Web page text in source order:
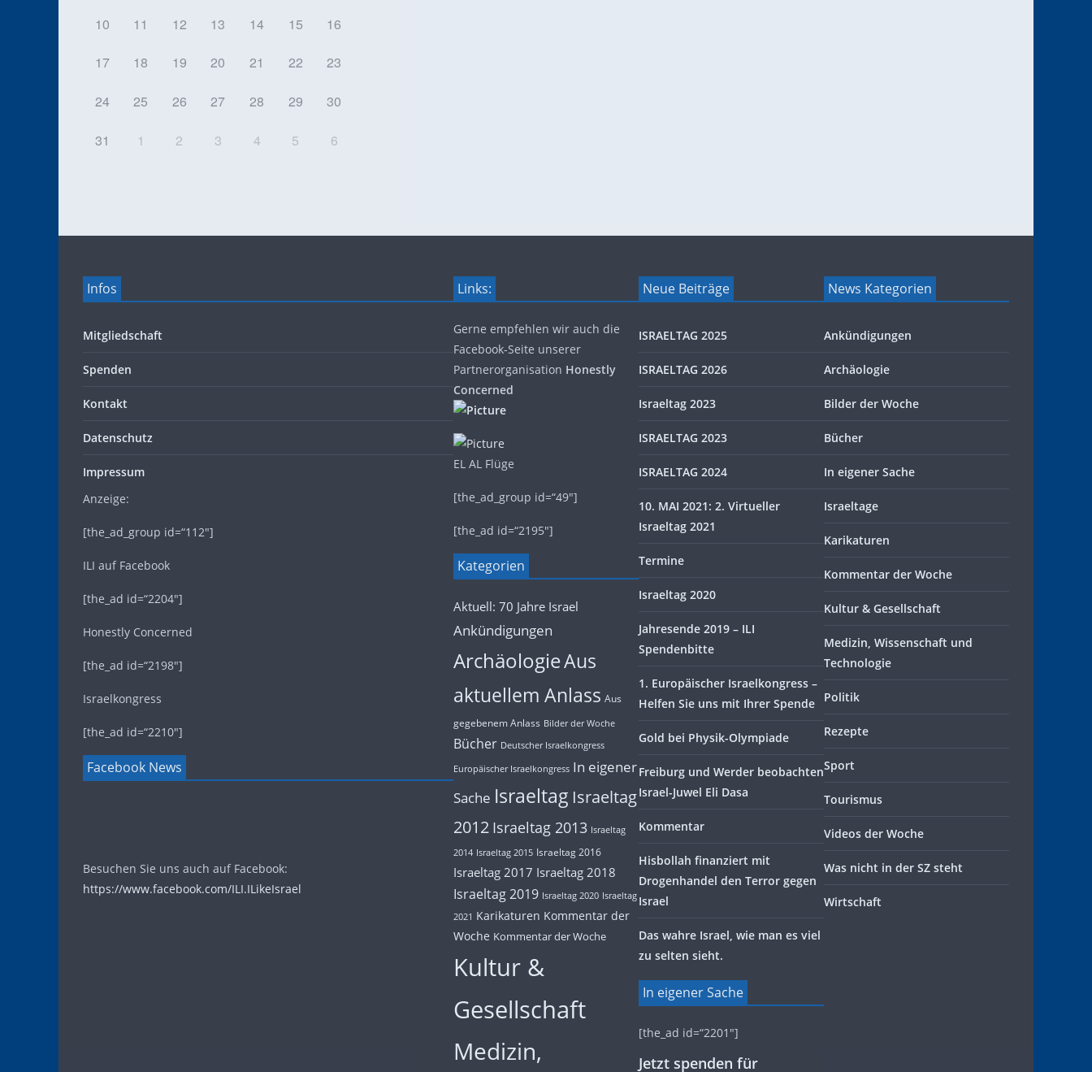
10 11 12 13 14 15 16
17 18 19 20 21 22 23
24 25 26 27 28 29 30
31 1 2 3 4 5 6
Infos
Mitgliedschaft
Spenden
Kontakt
Datenschutz
Impressum
Anzeige:
[the_ad_group id=“112″]
ILI auf Facebook
[the_ad id=“2204″]
Honestly Concerned
[the_ad id=“2198″]
Israelkongress
[the_ad id=“2210″]
Facebook News
Besuchen Sie uns auch auf Facebook:
https://www.facebook.com/ILI.ILikeIsrael
Links:
Gerne empfehlen wir auch die
Facebook-Seite unserer
Partnerorganisation Honestly
Concerned
EL AL Flüge
[the_ad_group id=“49″]
[the_ad id=“2195″]
Kategorien
Aktuell: 70 Jahre Israel
Ankündigungen
ArchäologieAus
aktuellem Anlass Aus
gegebenem Anlass Bilder der Woche
Bücher Deutscher Israelkongress
Europäischer Israelkongress In eigener
Sache Israeltag Israeltag
2012 Israeltag 2013 Israeltag
2014 Israeltag 2015 Israeltag 2016
Israeltag 2017 Israeltag 2018
Israeltag 2019 Israeltag 2020 Israeltag
2021 Karikaturen Kommentar der
Woche Kommentar der Woche
Kultur &
Gesellschaft
Medizin,
Neue Beiträge
ISRAELTAG 2025
ISRAELTAG 2026
Israeltag 2023
ISRAELTAG 2023
ISRAELTAG 2024
10. MAI 2021: 2. Virtueller
Israeltag 2021
Termine
Israeltag 2020
Jahresende 2019 – ILI
Spendenbitte
1. Europäischer Israelkongress –
Helfen Sie uns mit Ihrer Spende
Gold bei Physik-Olympiade
Freiburg und Werder beobachten
Israel-Juwel Eli Dasa
Kommentar
Hisbollah finanziert mit
Drogenhandel den Terror gegen
Israel
Das wahre Israel, wie man es viel
zu selten sieht.
In eigener Sache
[the_ad id=“2201″]
Jetzt spenden für
News Kategorien
Ankündigungen
Archäologie
Bilder der Woche
Bücher
In eigener Sache
Israeltage
Karikaturen
Kommentar der Woche
Kultur & Gesellschaft
Medizin, Wissenschaft und
Technologie
Politik
Rezepte
Sport
Tourismus
Videos der Woche
Was nicht in der SZ steht
Wirtschaft